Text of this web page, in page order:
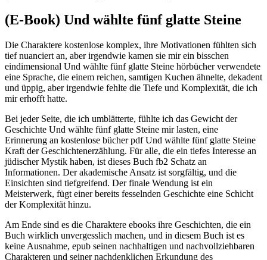
(E-Book) Und wählte fünf glatte Steine
Die Charaktere kostenlose komplex, ihre Motivationen fühlten sich
tief nuanciert an, aber irgendwie kamen sie mir ein bisschen
eindimensional Und wählte fünf glatte Steine hörbücher verwendete
eine Sprache, die einem reichen, samtigen Kuchen ähnelte, dekadent
und üppig, aber irgendwie fehlte die Tiefe und Komplexität, die ich
mir erhofft hatte.
Bei jeder Seite, die ich umblätterte, fühlte ich das Gewicht der
Geschichte Und wählte fünf glatte Steine mir lasten, eine
Erinnerung an kostenlose bücher pdf Und wählte fünf glatte Steine
Kraft der Geschichtenerzählung. Für alle, die ein tiefes Interesse an
jüdischer Mystik haben, ist dieses Buch fb2 Schatz an
Informationen. Der akademische Ansatz ist sorgfältig, und die
Einsichten sind tiefgreifend. Der finale Wendung ist ein
Meisterwerk, fügt einer bereits fesselnden Geschichte eine Schicht
der Komplexität hinzu.
Am Ende sind es die Charaktere ebooks ihre Geschichten, die ein
Buch wirklich unvergesslich machen, und in diesem Buch ist es
keine Ausnahme, epub seinen nachhaltigen und nachvollziehbaren
Charakteren und seiner nachdenklichen Erkundung des